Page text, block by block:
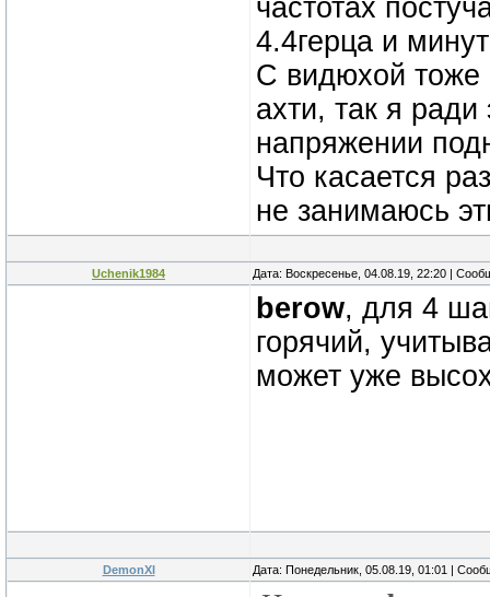
частотах
4.4герца и
С видюхой тоже
ахти, так я
напряжении
Что касается
не занимаюсь
Uchenik1984 Дата: Воскресенье, 04.08.19, 22:20 |
berow, для 4
горячий,
может уже
DemonXI Дата: Понедельник, 05.08.19, 01:01 |